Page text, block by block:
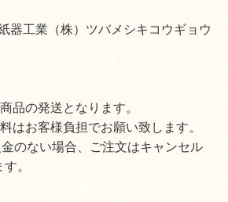
器工業（株）ツバメシキコウギョウ
品の発送となります。
はお客様負担でお願い致します。
のない場合、ご注文はキャンセル
。